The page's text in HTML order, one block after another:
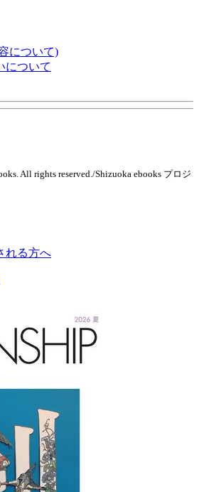
について)
について
All rights reserved./Shizuoka ebooks プロジ
れる方へ